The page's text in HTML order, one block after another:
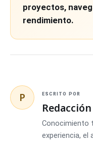
proyectos,
rendimiento.
P ESCRITO POR
Redacción
Conocimiento
experiencia, el